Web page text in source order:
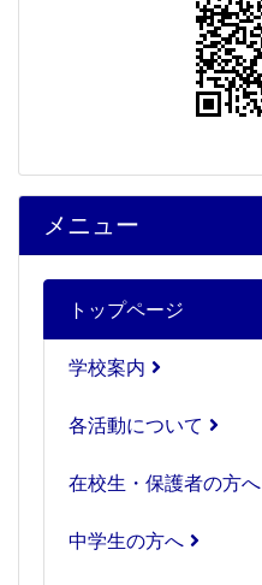
メニュー
トップページ
学校案内
各活動について
在校生・保護者の方へ
中学生の方へ